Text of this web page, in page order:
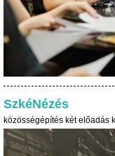
SzkéNézés
közösségépítés két előadás